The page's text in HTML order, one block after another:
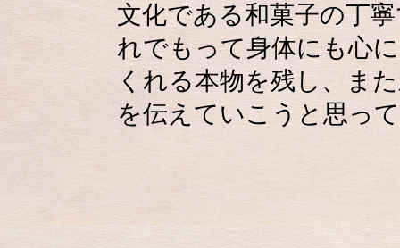
文化である和菓子の丁
れでもって身体にも心
くれる本物を残し、ま
を伝えていこうと思っ